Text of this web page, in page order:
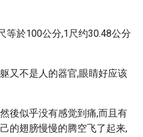
等於100公分,1尺约30.48公分
又不是人的器官,眼睛好应该
後似乎没有感觉到痛,而且有
的翅膀慢慢的腾空飞了起来,